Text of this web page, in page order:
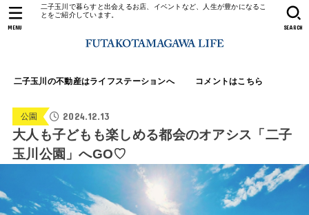
二子玉川で暮らすと出会えるお店、イベントなど、人生が豊かになるこ
とをご紹介しています。
二子玉川の不動産はライフステーションへ コメントはこちら
SEARCH
MENU
公園 2024.12.13
大人も子どもも楽しめる都会のオアシス「二子
玉川公園」へGO♡